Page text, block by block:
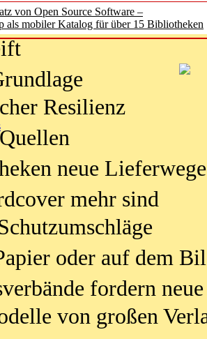
von Open Source Software –
als mobiler Katalog für über 15 Bibliotheken
über KI-Texte
Resilienz
neue Lieferwege
mehr sind
oder auf dem
fordern neue
von großen